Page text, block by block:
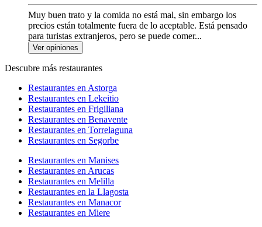
Muy buen trato y la comida no está mal, sin embargo los
precios están totalmente fuera de lo aceptable. Está pensado
para turistas extranjeros, pero se puede comer...
Ver opiniones
Descubre más restaurantes
Restaurantes en Astorga
Restaurantes en Lekeitio
Restaurantes en Frigiliana
Restaurantes en Benavente
Restaurantes en Torrelaguna
Restaurantes en Segorbe
Restaurantes en Manises
Restaurantes en Arucas
Restaurantes en Melilla
Restaurantes en la Llagosta
Restaurantes en Manacor
Restaurantes en Miere